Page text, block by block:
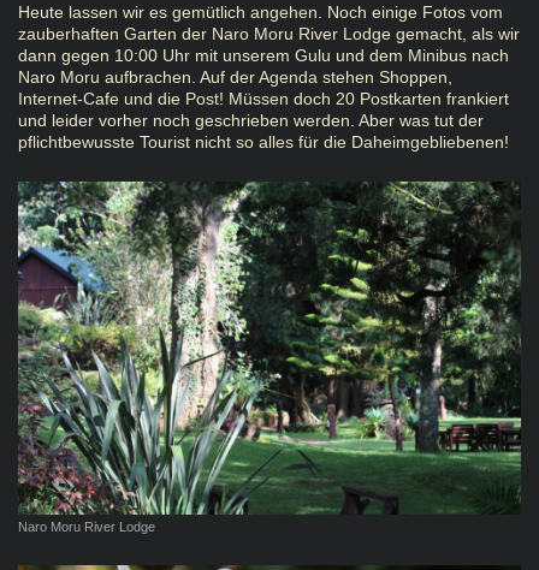
Heute lassen wir es gemütlich angehen. Noch einige Fotos vom
zauberhaften Garten der Naro Moru River Lodge gemacht, als wir
dann gegen 10:00 Uhr mit unserem Gulu und dem Minibus nach
Naro Moru aufbrachen. Auf der Agenda stehen Shoppen,
Internet-Cafe und die Post! Müssen doch 20 Postkarten frankiert
und leider vorher noch geschrieben werden. Aber was tut der
pflichtbewusste Tourist nicht so alles für die Daheimgebliebenen!
Naro Moru River Lodge